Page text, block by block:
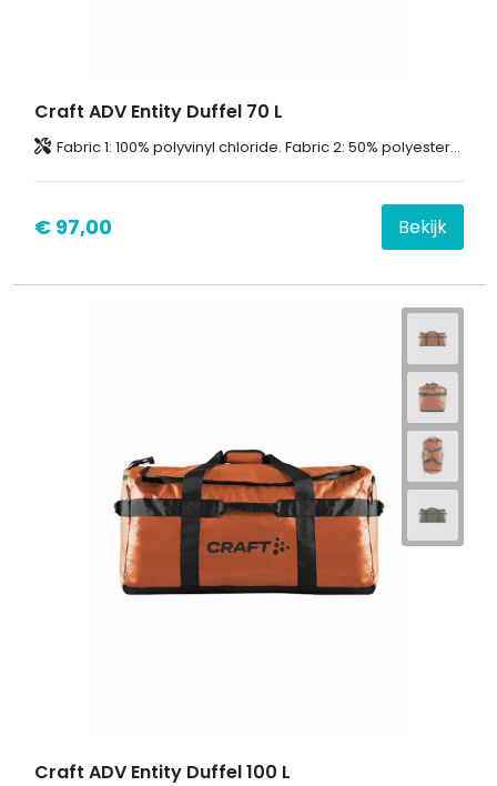
Craft ADV Entity Duffel 70 L
Fabric 1: 100% polyvinyl chloride. Fabric 2: 50% polyester-recycled, 50% polyurethane. Fabric 3: 100% polyester.
€ 97,00 Bekijk
Craft ADV Entity Duffel 100 L